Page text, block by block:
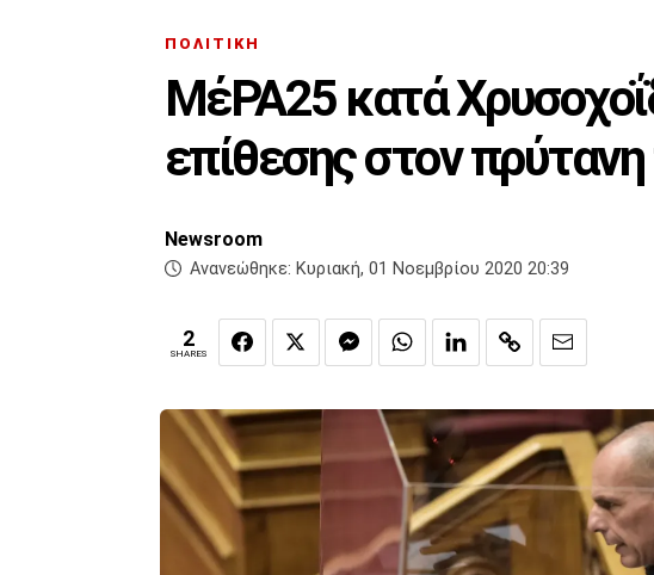
ΠΟΛΙΤΙΚΗ
ΜέΡΑ25 κατά
επίθεσης στον
Newsroom
Ανανεώθηκε: Κυριακή, 01 Νοεμβρίου 2020 20:39
2
SHARES